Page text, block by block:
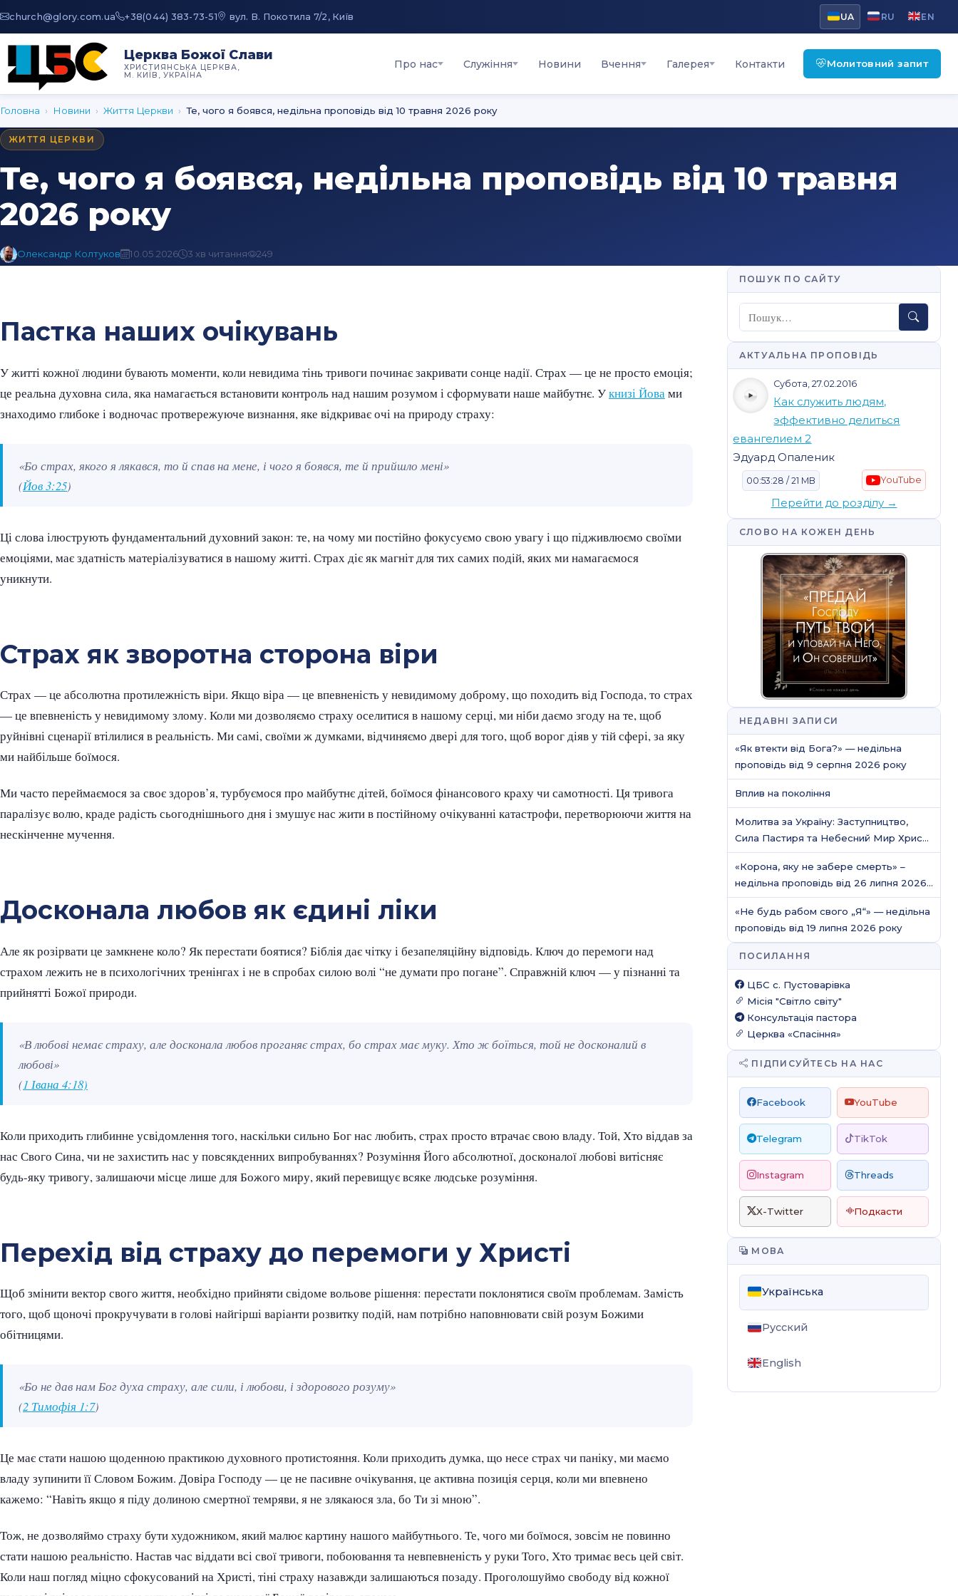
au.moc.yrolg@hcruhc +38(044) 383-73-51 вул. В. Покотила 7/2, Київ UA RU EN
Церква Божої Слави
ХРИСТИЯНСЬКА ЦЕРКВА,
М. КИЇВ, УКРАЇНА
Про нас Служіння Новини Вчення Галерея Контакти Молитовний запит
Головна › Новини › Життя Церкви › Те, чого я боявся, недільна проповідь від 10 травня 2026 року
ЖИТТЯ ЦЕРКВИ
Те, чого я боявся, недільна проповідь від 10 травня
2026 року
Олександр Колтуков 10.05.2026 3 хв читання 249
Пастка наших очікувань
У житті кожної людини бувають моменти, коли невидима тінь тривоги починає закривати сонце надії. Страх — це не просто емоція;
це реальна духовна сила, яка намагається встановити контроль над нашим розумом і сформувати наше майбутнє. Укнизі Йовами
знаходимо глибоке і водночас протвережуюче визнання, яке відкриває очі на природу страху:
«Бо страх, якого я лякався, то й спав на мене, і чого я боявся, те й прийшло мені»
(Йов 3:25)
Ці слова ілюструють фундаментальний духовний закон: те, на чому ми постійно фокусуємо свою увагу і що підживлюємо своїми
емоціями, має здатність матеріалізуватися в нашому житті. Страх діє як магніт для тих самих подій, яких ми намагаємося
уникнути.
Страх як зворотна сторона віри
Страх — це абсолютна протилежність віри. Якщо віра — це впевненість у невидимому доброму, що походить від Господа, то страх
— це впевненість у невидимому злому. Коли ми дозволяємо страху оселитися в нашому серці, ми ніби даємо згоду на те, щоб
руйнівні сценарії втілилися в реальність. Ми самі, своїми ж думками, відчиняємо двері для того, щоб ворог діяв у тій сфері, за яку
ми найбільше боїмося.
Ми часто переймаємося за своє здоров’я, турбуємося про майбутнє дітей, боїмося фінансового краху чи самотності. Ця тривога
паралізує волю, краде радість сьогоднішнього дня і змушує нас жити в постійному очікуванні катастрофи, перетворюючи життя на
нескінченне мучення.
Досконала любов як єдині ліки
Але як розірвати це замкнене коло? Як перестати боятися? Біблія дає чітку і безапеляційну відповідь. Ключ до перемоги над
страхом лежить не в психологічних тренінгах і не в спробах силою волі “не думати про погане”. Справжній ключ — у пізнанні та
прийнятті Божої природи.
«В любові немає страху, але досконала любов проганяє страх, бо страх має муку. Хто ж боїться, той не досконалий в
любові»
(1 Івана 4:18)
Коли приходить глибинне усвідомлення того, наскільки сильно Бог нас любить, страх просто втрачає свою владу. Той, Хто віддав за
нас Свого Сина, чи не захистить нас у повсякденних випробуваннях? Розуміння Його абсолютної, досконалої любові витісняє
будь-яку тривогу, залишаючи місце лише для Божого миру, який перевищує всяке людське розуміння.
Перехід від страху до перемоги у Христі
Щоб змінити вектор свого життя, необхідно прийняти свідоме вольове рішення: перестати поклонятися своїм проблемам. Замість
того, щоб щоночі прокручувати в голові найгірші варіанти розвитку подій, нам потрібно наповнювати свій розум Божими
обітницями.
«Бо не дав нам Бог духа страху, але сили, і любови, і здорового розуму»
(2 Тимофія 1:7)
Це має стати нашою щоденною практикою духовного протистояння. Коли приходить думка, що несе страх чи паніку, ми маємо
владу зупинити її Словом Божим. Довіра Господу — це не пасивне очікування, це активна позиція серця, коли ми впевнено
кажемо: “Навіть якщо я піду долиною смертної темряви, я не злякаюся зла, бо Ти зі мною”.
Тож, не дозволяймо страху бути художником, який малює картину нашого майбутнього. Те, чого ми боїмося, зовсім не повинно
стати нашою реальністю. Настав час віддати всі свої тривоги, побоювання та невпевненість у руки Того, Хто тримає весь цей світ.
Коли наш погляд міцно сфокусований на Христі, тіні страху назавжди залишаються позаду. Проголошуймо свободу від кожної
ПОШУК ПО САЙТУ
Пошук
АКТУАЛЬНА ПРОПОВІДЬ
Субота, 27.02.2016
Как служить людям,
эффективно делиться
евангелием 2
Эдуард Опаленик
00:53:28 / 21 MB YouTube
Перейти до розділу →
СЛОВО НА КОЖЕН ДЕНЬ
НЕДАВНІ ЗАПИСИ
«Як втекти від Бога?» — недільна
проповідь від 9 серпня 2026 року
Вплив на покоління
Молитва за Україну: Заступництво,
Сила Пастиря та Небесний Мир Христа
/ Молитовне служіння
«Корона, яку не забере смерть» –
недільна проповідь від 26 липня 2026
року
«Не будь рабом свого „Я“» — недільна
проповідь від 19 липня 2026 року
ПОСИЛАННЯ
ЦБС c. Пустоварівка
Місія "Світло світу"
Консультація пастора
Церква «Спасіння»
ПІДПИСУЙТЕСЬ НА НАС
Facebook YouTube
Telegram TikTok
Instagram Threads
X-Twitter Подкасти
МОВА
Українська
Русский
English